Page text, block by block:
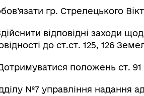
гр. Стрелецького
відповідні заходи
до ст.ст. 125, 126
положень ст.
№7 управління надання